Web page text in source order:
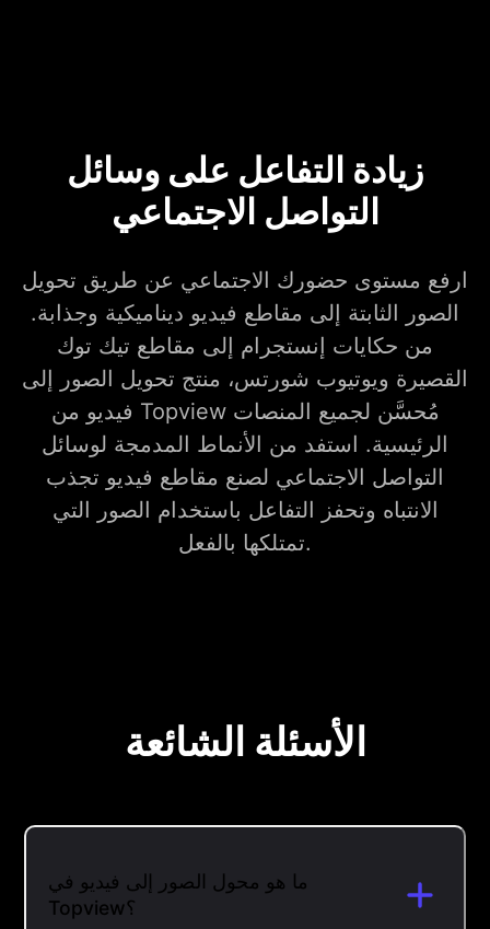
زيادة التفاعل على وسائل
التواصل الاجتماعي
ارفع مستوى حضورك الاجتماعي عن طريق تحويل
الصور الثابتة إلى مقاطع فيديو ديناميكية وجذابة.
من حكايات إنستجرام إلى مقاطع تيك توك
القصيرة ويوتيوب شورتس، منتج تحويل الصور إلى
فيديو من Topview مُحسَّن لجميع المنصات
الرئيسية. استفد من الأنماط المدمجة لوسائل
التواصل الاجتماعي لصنع مقاطع فيديو تجذب
الانتباه وتحفز التفاعل باستخدام الصور التي
تمتلكها بالفعل.
الأسئلة الشائعة
ما هو محول الصور إلى فيديو في
Topview؟